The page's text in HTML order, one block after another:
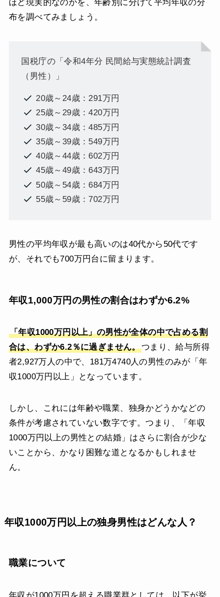
ほど現実的なのかを、年齢別に分けて平均年収の分
布を調べてみましょう。
国税庁の「令和4年分 民間給与実態統計調査
（男性）」
20歳～24歳：291万円
25歳～29歳：420万円
30歳～34歳：485万円
35歳～39歳：549万円
40歳～44歳：602万円
45歳～49歳：643万円
50歳～54歳：684万円
55歳～59歳：702万円
男性の平均年収が最も高いのは40代から50代です
が、それでも700万円台に留まります。
年収1,000万円の男性の割合はわずか6.2%
「年収1000万円以上」の男性が全体の中で占める割
合は、わずか6.2％に過ぎません。つまり、給与所得
者2,927万人の中で、181万4740人の男性のみが「年
収1000万円以上」となっています。
しかし、これには年齢や職業、独身かどうかなどの
条件が考慮されていない数字です。つまり、「年収
1000万円以上の男性との結婚」はさらに割合が少な
いことから、かなり困難な道となるかもしれませ
ん。
年収1000万円以上の独身男性はどんな人？
職業について
年収が1000万円を超える職業群としては、以下が挙